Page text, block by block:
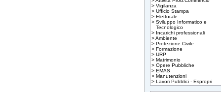
> Vigilanza
> Ufficio Stampa
> Elettorale
> Sviluppo Informatico e
Tecnologico
> Incarichi professionali
>Ambiente
> Protezione Civile
> Formazione
> URP
> Matrimonio
> Opere Pubbliche
> EMAS
> Manutenzioni
> Lavori Pubblici - Espropri